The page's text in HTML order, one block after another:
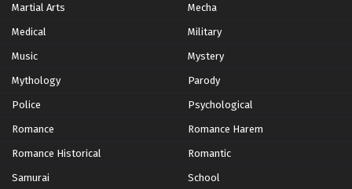
Yowamushi Pedal Episode 15
Eps 15 - Episode 15 - October 26, 2024
Yowamushi Pedal Episode 14
Eps 13 - Episode 13 - October 26, 2024
Martial Arts Mecha
Medical Military
Music Mystery
Mythology Parody
Police Psychological
Romance Romance Harem
Romance Historical Romantic
Samurai School